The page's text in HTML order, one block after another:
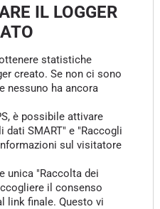
IL LOGGER
statistiche
creato. Se non ci sono
nessuno ha ancora
è possibile attivare
dati SMART" e "Raccogli
sul visitatore
unica "Raccolta dei
il consenso
link finale. Questo vi